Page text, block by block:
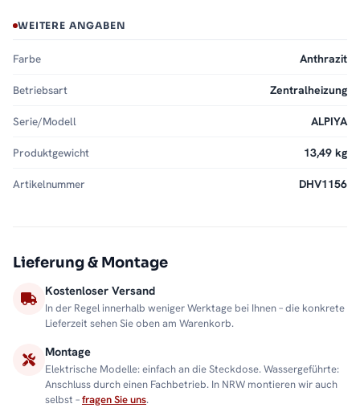
WEITERE ANGABEN
Farbe Anthrazit
Betriebsart Zentralheizung
Serie/Modell ALPIYA
Produktgewicht 13,49 kg
Artikelnummer DHV1156
Lieferung & Montage
Kostenloser Versand
In der Regel innerhalb weniger Werktage bei Ihnen – die konkrete
Lieferzeit sehen Sie oben am Warenkorb.
Montage
Elektrische Modelle: einfach an die Steckdose. Wassergeführte:
Anschluss durch einen Fachbetrieb. In NRW montieren wir auch
selbst –fragen Sie uns.